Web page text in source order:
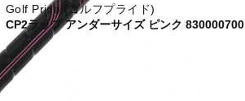
Golf Pride (ゴルフプライド)
CP2ラップ アンダーサイズ ピンク 830000700